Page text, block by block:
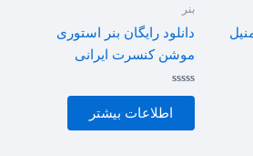
بنر
دانلود رایگان بنر استوری
موشن کنسرت ایرانی
امتیاز
5
اطلاعات بیشتر